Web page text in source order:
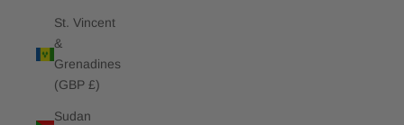
St. Vincent
&
Grenadines
(GBP £)
Sudan